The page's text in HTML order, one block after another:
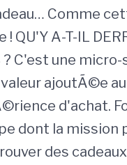
Comme
QU'Y A-T-IL
? C'est une
ajoutÃ©e
d'achat.
dont la mission
des